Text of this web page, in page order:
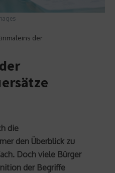
der
die
den Überblick zu
Doch viele Bürger
der Begriffe